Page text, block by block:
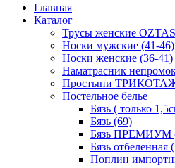
Главная
Каталог
Трусы женские
Носки мужские (41-46)
Носки женские (36-41)
Наматрасник
Простыни ТРИКОТАЖ
Постельное белье
Бязь ( только
Бязь (69)
Бязь ПРЕМИУМ
Бязь
Поплин